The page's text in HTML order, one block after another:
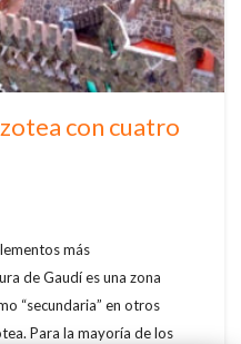
con cuatro
más
de Gaudí es una zona
“secundaria” en otros
Para la mayoría de los